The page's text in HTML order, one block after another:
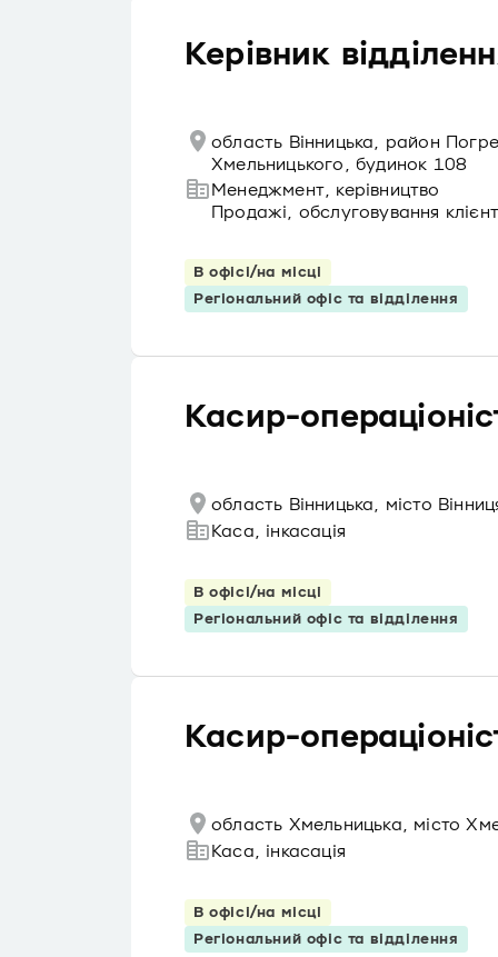
Керівник
область Вінницька, район
Хмельницького, будинок 108
Менеджмент, керівництво
Продажі, обслуговування
В офісі/на місці
Регіональний офіс та відділення
Касир-
область Вінницька, місто
Каса, інкасація
В офісі/на місці
Регіональний офіс та відділення
Касир-
область Хмельницька, місто
Каса, інкасація
В офісі/на місці
Регіональний офіс та відділення